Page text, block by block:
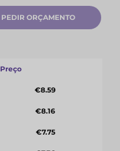
PEDIR ORÇAMENTO
Preço
€8.59
€8.16
€7.75